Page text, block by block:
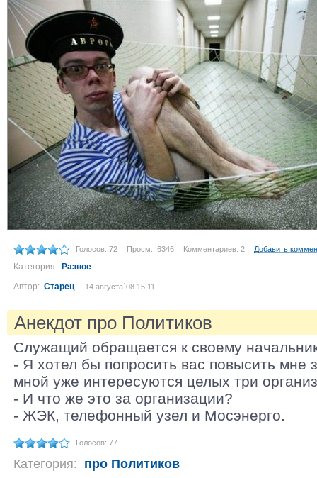
Голосов: 72 Просм.: 6346 Комментариев: 2 Добавить
Категория: Разное
Автор: Старец 14 августа´08 15:11
Анекдот про Политиков
Служащий обращается к своему
- Я хотел бы попросить вас повысить мне
мной уже интересуются целых три
- И что же это за организации?
- ЖЭК, телефонный узел и Мосэнерго.
Голосов: 77
Категория: про Политиков